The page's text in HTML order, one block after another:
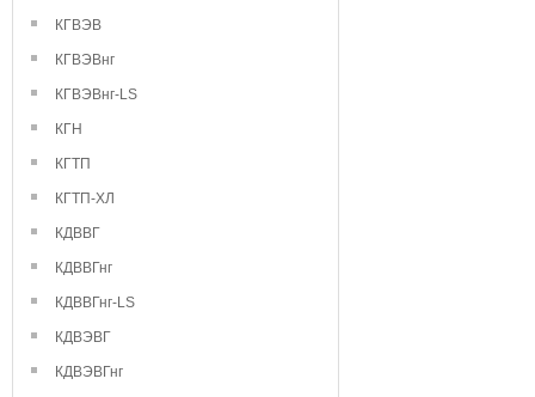
КГВЭВ
КГВЭВнг
КГВЭВнг-LS
КГН
КГТП
КГТП-ХЛ
КДВВГ
КДВВГнг
КДВВГнг-LS
КДВЭВГ
КДВЭВГнг